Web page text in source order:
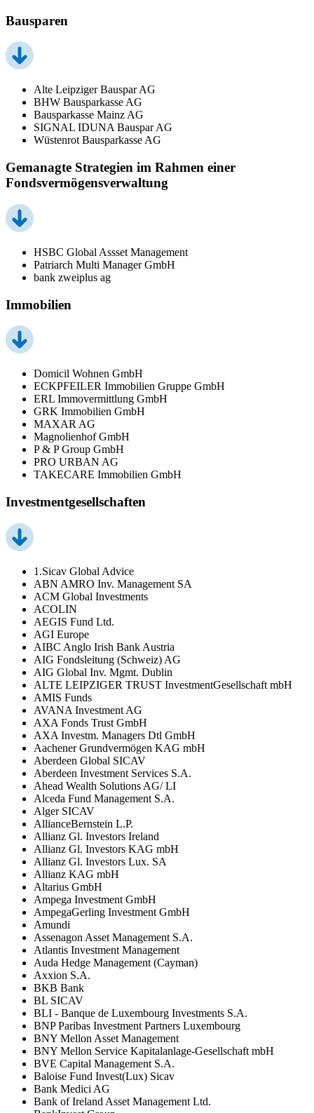
Bausparen
Alte Leipziger Bauspar AG
BHW Bausparkasse AG
Bausparkasse Mainz AG
SIGNAL IDUNA Bauspar AG
Wüstenrot Bausparkasse AG
Gemanagte Strategien im Rahmen einer
Fondsvermögensverwaltung
HSBC Global Assset Management
Patriarch Multi Manager GmbH
bank zweiplus ag
Immobilien
Domicil Wohnen GmbH
ECKPFEILER Immobilien Gruppe GmbH
ERL Immovermittlung GmbH
GRK Immobilien GmbH
MAXAR AG
Magnolienhof GmbH
P & P Group GmbH
PRO URBAN AG
TAKECARE Immobilien GmbH
Investmentgesellschaften
1.Sicav Global Advice
ABN AMRO Inv. Management SA
ACM Global Investments
ACOLIN
AEGIS Fund Ltd.
AGI Europe
AIBC Anglo Irish Bank Austria
AIG Fondsleitung (Schweiz) AG
AIG Global Inv. Mgmt. Dublin
ALTE LEIPZIGER TRUST InvestmentGesellschaft mbH
AMIS Funds
AVANA Investment AG
AXA Fonds Trust GmbH
AXA Investm. Managers Dtl GmbH
Aachener Grundvermögen KAG mbH
Aberdeen Global SICAV
Aberdeen Investment Services S.A.
Ahead Wealth Solutions AG/ LI
Alceda Fund Management S.A.
Alger SICAV
AllianceBernstein L.P.
Allianz Gl. Investors Ireland
Allianz Gl. Investors KAG mbH
Allianz Gl. Investors Lux. SA
Allianz KAG mbH
Altarius GmbH
Ampega Investment GmbH
AmpegaGerling Investment GmbH
Amundi
Assenagon Asset Management S.A.
Atlantis Investment Management
Auda Hedge Management (Cayman)
Axxion S.A.
BKB Bank
BL SICAV
BLI - Banque de Luxembourg Investments S.A.
BNP Paribas Investment Partners Luxembourg
BNY Mellon Asset Management
BNY Mellon Service Kapitalanlage-Gesellschaft mbH
BVE Capital Management S.A.
Baloise Fund Invest(Lux) Sicav
Bank Medici AG
Bank of Ireland Asset Management Ltd.